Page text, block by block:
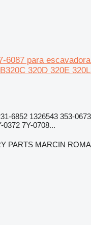
6087 para
320D 320E
6852 1326543 353-
0372 7Y-0708...
PARTS MARCIN